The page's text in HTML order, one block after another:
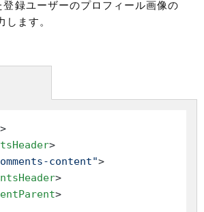
登録ユーザーのプロフィール画像の
します。
>
>
content">
>
>